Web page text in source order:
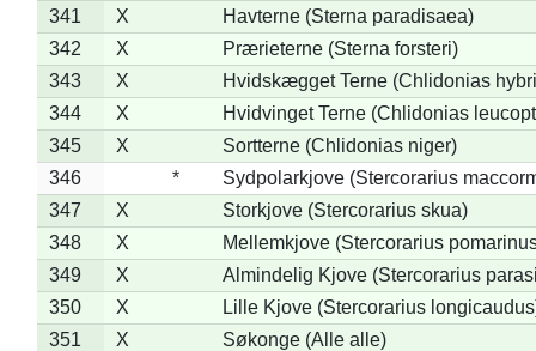
341
X
Havterne (Sterna paradisaea)
342
X
Prærieterne (Sterna forsteri)
343
X
Hvidskægget Terne (Chlidonias
344
X
Hvidvinget Terne (Chlidonias
345
X
Sortterne (Chlidonias niger)
346
*
Sydpolarkjove (Stercorarius
347
X
Storkjove (Stercorarius skua)
348
X
Mellemkjove (Stercorarius
349
X
Almindelig Kjove (Stercorarius
350
X
Lille Kjove (Stercorarius
351
X
Søkonge (Alle alle)